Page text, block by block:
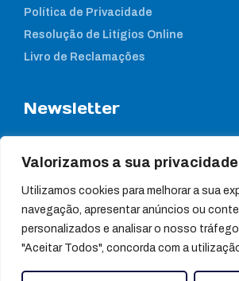
Valorizamos a sua privacidade
Utilizamos cookies para melhorar a sua
navegação, apresentar anúncios ou
personalizados e analisar o nosso
"Aceitar Todos", concorda com a
Política de Privacidade
Resolução de Litígios Online
Livro de Reclamações
Newsletter
notícias